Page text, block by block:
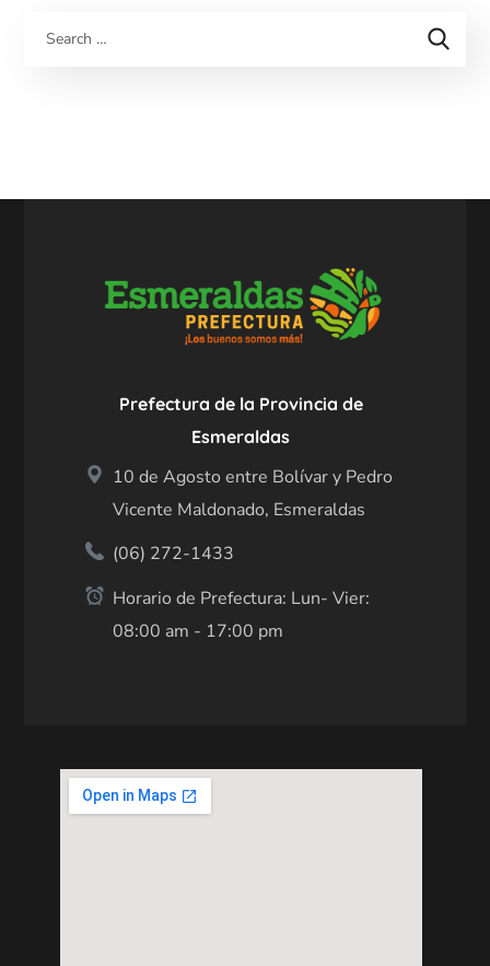
Prefectura de la Provincia de
Esmeraldas
10 de Agosto entre Bolívar y Pedro
Vicente Maldonado, Esmeraldas
(06) 272-1433
Horario de Prefectura: Lun- Vier:
08:00 am - 17:00 pm